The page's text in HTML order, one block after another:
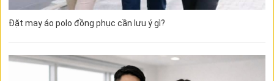
Đặt may áo polo đồng phục cần lưu ý gì?